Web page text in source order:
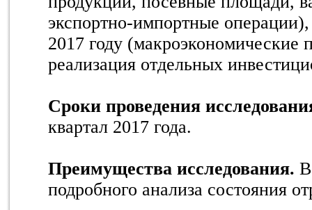
экспортно-импортные
2017 году (макроэкономические
реализация отдельных
Сроки проведения
квартал 2017 года.
Преимущества исследования.
подробного анализа состояния